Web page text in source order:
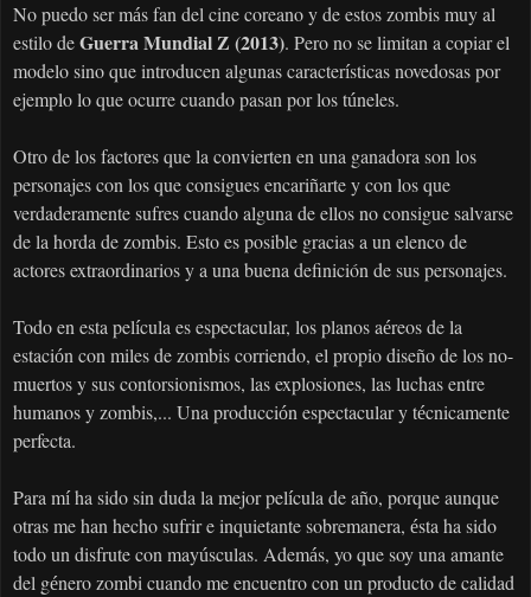
No puedo ser más fan del cine coreano y de estos zombis muy al
estilo deGuerra Mundial Z (2013). Pero no se limitan a copiar el
modelo sino que introducen algunas características novedosas por
ejemplo lo que ocurre cuando pasan por los túneles.
Otro de los factores que la convierten en una ganadora son los
personajes con los que consigues encariñarte y con los que
verdaderamente sufres cuando alguna de ellos no consigue salvarse
de la horda de zombis. Esto es posible gracias a un elenco de
actores extraordinarios y a una buena definición de sus personajes.
Todo en esta película es espectacular, los planos aéreos de la
estación con miles de zombis corriendo, el propio diseño de los no-
muertos y sus contorsionismos, las explosiones, las luchas entre
humanos y zombis,... Una producción espectacular y técnicamente
perfecta.
Para míha sido sin duda la mejor película de año, porque aunque
otras me han hecho sufrir e inquietante sobremanera, ésta ha sido
todo un disfrute con mayúsculas. Además, yo que soy una amante
del género zombi cuando me encuentro con un producto de calidad